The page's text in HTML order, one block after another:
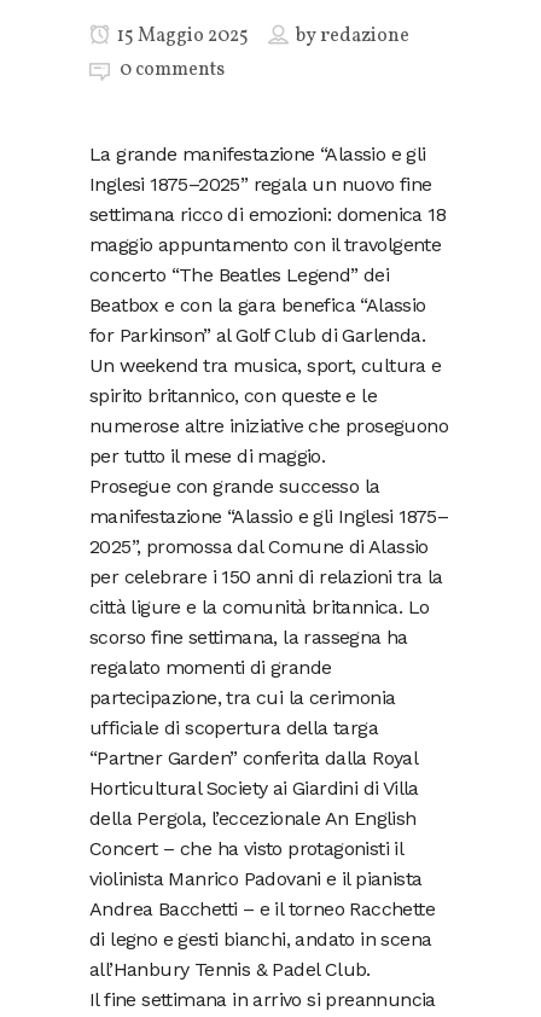
15 Maggio 2025 byredazione
0 comments
La grande manifestazione “Alassio e gli
Inglesi 1875–2025” regala un nuovo fine
settimana ricco di emozioni: domenica 18
maggio appuntamento con il travolgente
concerto “The Beatles Legend” dei
Beatbox e con la gara benefica “Alassio
for Parkinson” al Golf Club di Garlenda.
Un weekend tra musica, sport, cultura e
spirito britannico, con queste e le
numerose altre iniziative che proseguono
per tutto il mese di maggio.
Prosegue con grande successo la
manifestazione “Alassio e gli Inglesi 1875–
2025”, promossa dal Comune di Alassio
per celebrare i 150 anni di relazioni tra la
città ligure e la comunità britannica. Lo
scorso fine settimana, la rassegna ha
regalato momenti di grande
partecipazione, tra cui la cerimonia
ufficiale di scopertura della targa
“Partner Garden” conferita dalla Royal
Horticultural Society ai Giardini di Villa
della Pergola, l’eccezionale An English
Concert – che ha visto protagonisti il
violinista Manrico Padovani e il pianista
Andrea Bacchetti – e il torneo Racchette
di legno e gesti bianchi, andato in scena
all’Hanbury Tennis & Padel Club.
Il fine settimana in arrivo si preannuncia